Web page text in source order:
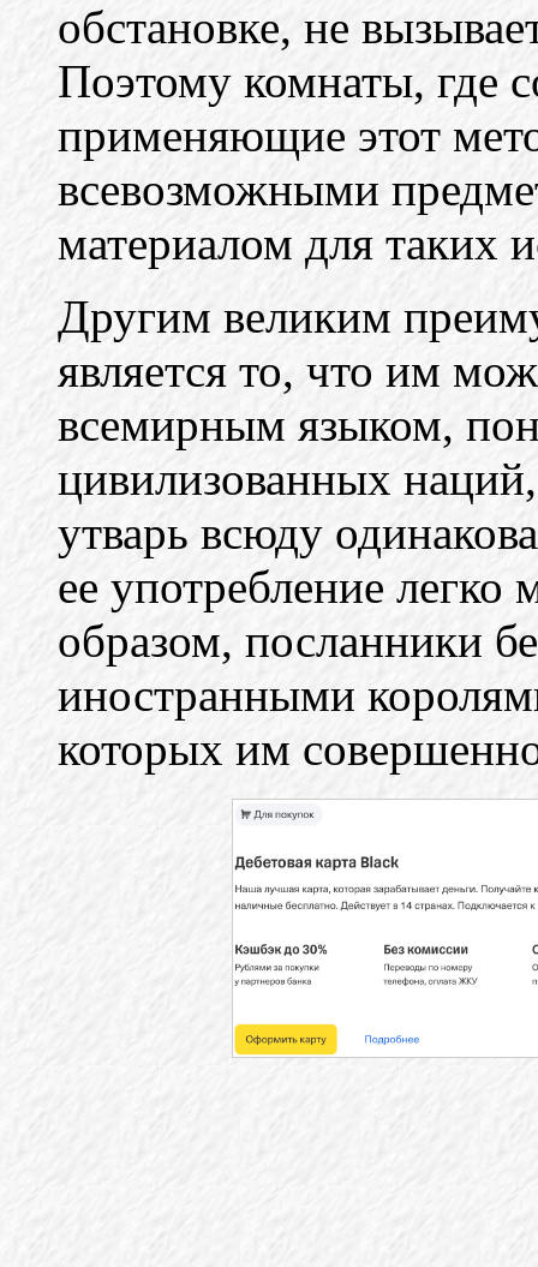
обстановке, не
Поэтому комнаты, где
применяющие этот
всевозможными
материалом для таких
Другим великим
является то, что им
всемирным языком,
цивилизованных
утварь всюду
ее употребление
образом, посланники
иностранными
которых им